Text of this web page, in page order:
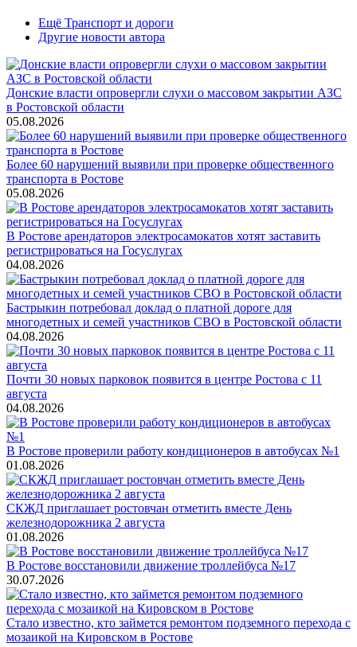
Ещё Транспорт и дороги
Другие новости автора
Донские власти опровергли слухи о массовом закрытии АЗС
в Ростовской области
05.08.2026
Более 60 нарушений выявили при проверке общественного
транспорта в Ростове
05.08.2026
В Ростове арендаторов электросамокатов хотят заставить
регистрироваться на Госуслугах
04.08.2026
Бастрыкин потребовал доклад о платной дороге для
многодетных и семей участников СВО в Ростовской области
04.08.2026
Почти 30 новых парковок появится в центре Ростова с 11
августа
04.08.2026
В Ростове проверили работу кондиционеров в автобусах №1
01.08.2026
СКЖД приглашает ростовчан отметить вместе День
железнодорожника 2 августа
01.08.2026
В Ростове восстановили движение троллейбуса №17
30.07.2026
Стало известно, кто займется ремонтом подземного перехода с
мозаикой на Кировском в Ростове